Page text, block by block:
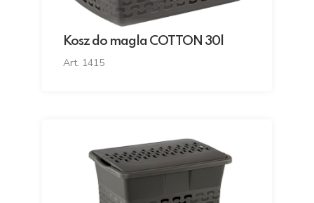
Kosz do magla COTTON 30l
Art. 1415